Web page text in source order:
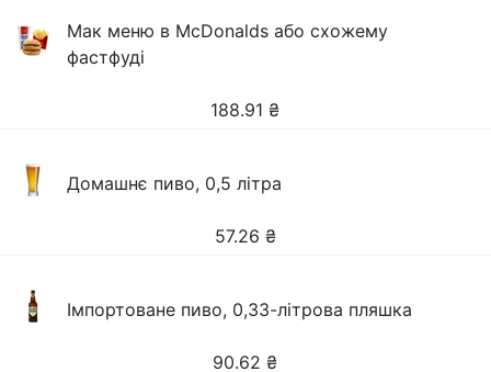
Мак меню в McDonalds або схожему
фастфуді
188.91 ₴
Домашнє пиво, 0,5 літра
57.26 ₴
Імпортоване пиво, 0,33-літрова пляшка
90.62 ₴